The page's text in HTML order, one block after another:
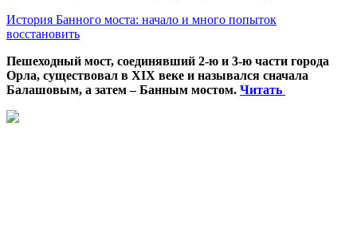
История Банного моста: начало и много попыток
восстановить
Пешеходный мост, соединявший 2-ю и 3-ю части города
Орла, существовал в XIX веке и назывался сначала
Балашовым, а затем – Банным мостом. Читать